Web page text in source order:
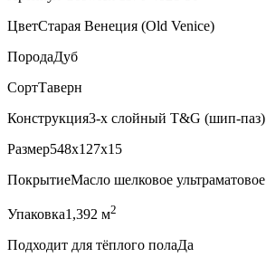
ЦветСтарая Венеция (Old Venice)
ПородаДуб
СортТаверн
Конструкция3-х слойный T&G (шип-паз)
Размер548x127x15
ПокрытиеМасло шелковое ультраматовое
Упаковка1,392 м2
Подходит для тёплого полаДа